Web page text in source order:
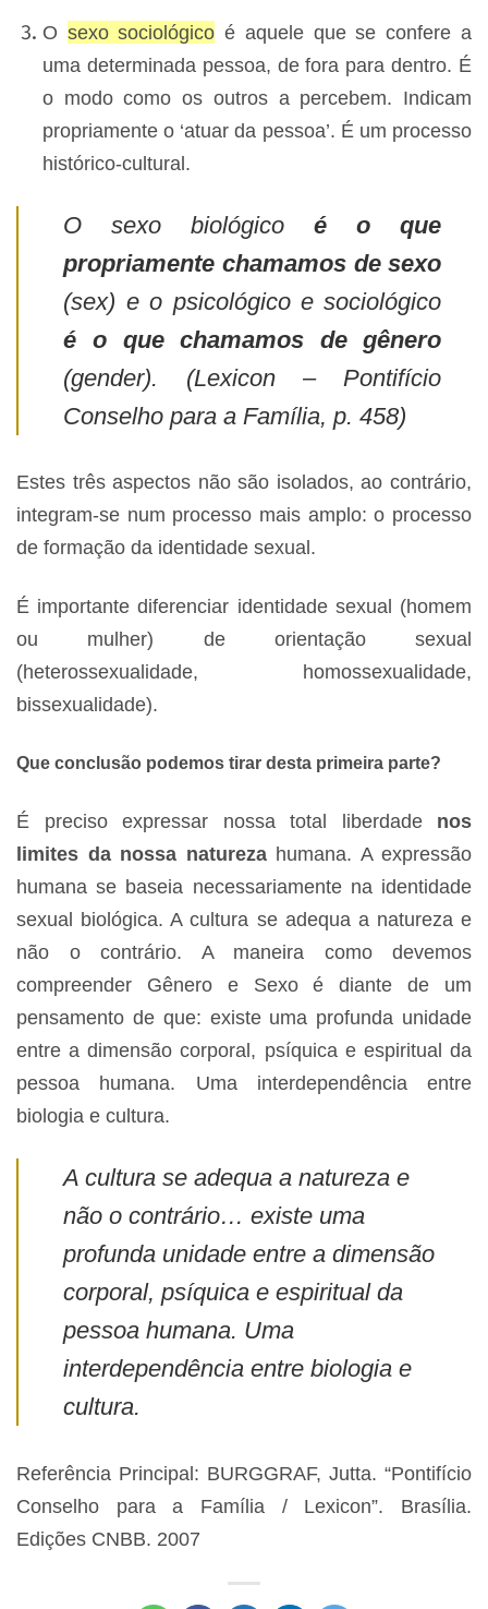
O sexo sociológico é aquele que se confere a
uma determinada pessoa, de fora para dentro. É
o modo como os outros a percebem. Indicam
propriamente o ‘atuar da pessoa’. É um processo
histórico-cultural.
O sexo biológicoé o que
propriamente chamamos de sexo
(sex) e o psicológico e sociológico
é o que chamamos de gênero
(gender). (Lexicon – Pontifício
Conselho para a Família, p. 458)
Estes três aspectos não são isolados, ao contrário,
integram-se num processo mais amplo: o processo
de formação da identidade sexual.
É importante diferenciar identidade sexual (homem
ou mulher) de orientação sexual
(heterossexualidade, homossexualidade,
bissexualidade).
Que conclusão podemos tirar desta primeira parte?
É preciso expressar nossa total liberdade nos
limites da nossa naturezahumana. A expressão
humana se baseia necessariamente na identidade
sexual biológica. A cultura se adequa a natureza e
não o contrário. A maneira como devemos
compreender Gênero e Sexo é diante de um
pensamento de que: existe uma profunda unidade
entre a dimensão corporal, psíquica e espiritual da
pessoa humana. Uma interdependência entre
biologia e cultura.
A cultura se adequa a natureza e
não o contrário… existe uma
profunda unidade entre a dimensão
corporal, psíquica e espiritual da
pessoa humana. Uma
interdependência entre biologia e
cultura.
Referência Principal: BURGGRAF, Jutta. “Pontifício
Conselho para a Família / Lexicon”. Brasília.
Edições CNBB. 2007